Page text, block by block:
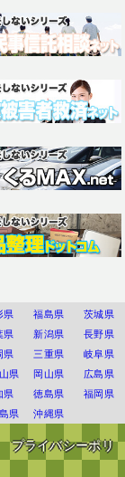
県 福島県
茨城県
県 新潟県
長野県
県 三重県
岐阜県
県 岡山県
広島県
県 徳島県
福岡県
県 沖縄県
プライバシーポリ